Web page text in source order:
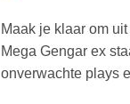
Maak je klaar om
Mega Gengar ex
onverwachte plays